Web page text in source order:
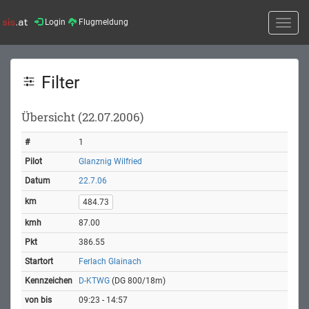
Login Flugmeldung
Toggle
Filter
Übersicht (22.07.2006)
1
Glanznig Wilfried
22.7.06
484.73
87.00
386.55
Ferlach Glainach
D-KTWG (DG 800/18m)
09:23 - 14:57